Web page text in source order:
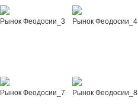
Рынок Феодосии_3 Рынок Феодосии_4
Рынок Феодосии_7 Рынок Феодосии_8